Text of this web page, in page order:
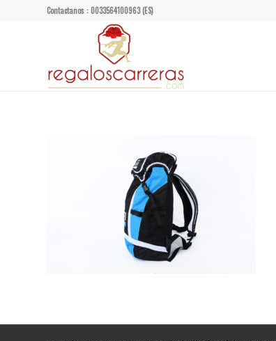
Contactanos : 0033564100963 (ES)